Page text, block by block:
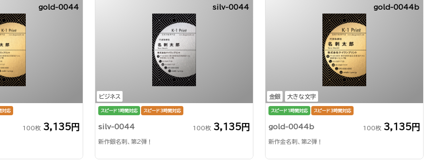
gold-0044
対応
100枚 3,135円
ビジネス
silv-0044
スピード1時間対応 スピード3時間対応
silv-0044 100枚 3,135円
新作銀名刺、第2弾！
金銀 大きな文字
gold-0044b
スピード1時間対応 スピード3時間対応
gold-0044b 100枚 3,135円
新作金名刺、第2弾！